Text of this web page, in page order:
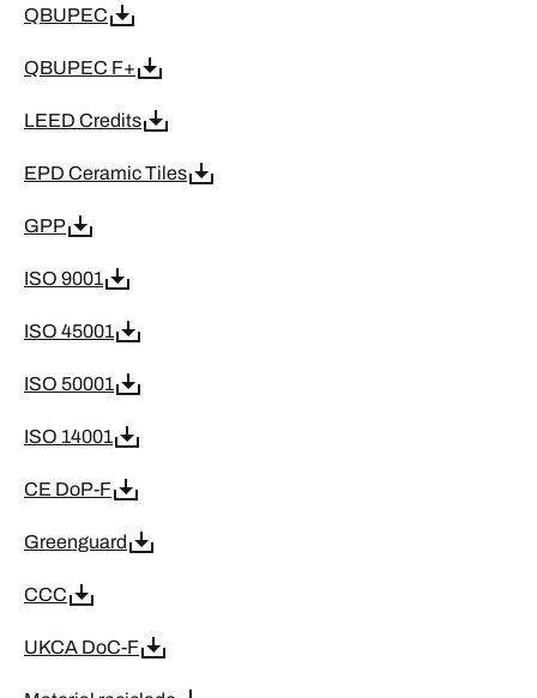
QBUPEC
QBUPEC F+
LEED Credits
EPD Ceramic Tiles
GPP
ISO 9001
ISO 45001
ISO 50001
ISO 14001
CE DoP-F
Greenguard
CCC
UKCA DoC-F